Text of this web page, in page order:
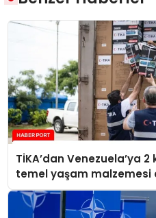
TİKA’dan Venezuela’ya
temel yaşam malzemesi